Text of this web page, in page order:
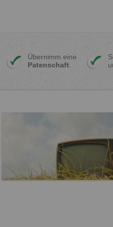
Übernimm eine
Patenschaft